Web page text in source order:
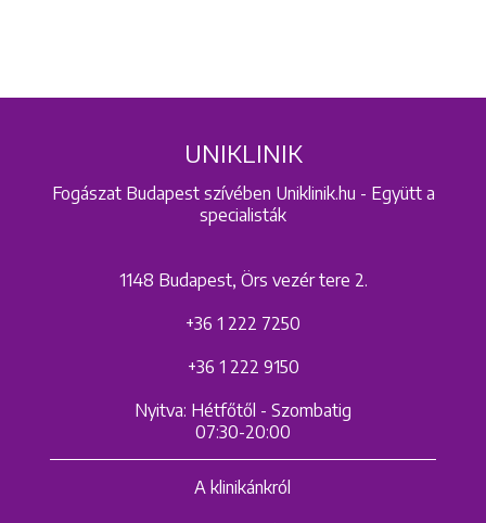
UNIKLINIK
Fogászat Budapest szívében Uniklinik.hu - Együtt a
specialisták
1148 Budapest, Örs vezér tere 2.
+36 1 222 7250
+36 1 222 9150
Nyitva: Hétfőtől - Szombatig
07:30-20:00
A klinikánkról